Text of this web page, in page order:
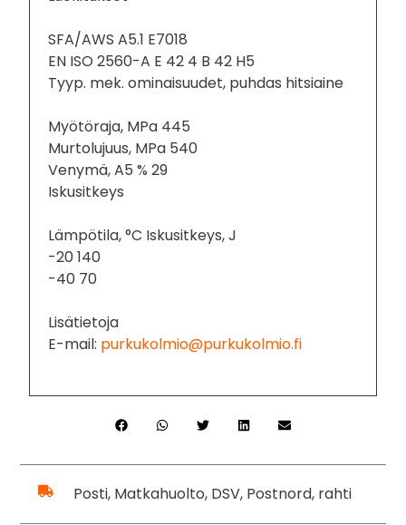
SFA/AWS A5.1 E7018
EN ISO 2560-A E 42 4 B 42 H5
Tyyp. mek. ominaisuudet, puhdas hitsiaine
Myötöraja, MPa 445
Murtolujuus, MPa 540
Venymä, A5 % 29
Iskusitkeys
Lämpötila, °C Iskusitkeys, J
-20 140
-40 70
Lisätietoja
E-mail: purkukolmio@purkukolmio.fi
Posti, Matkahuolto, DSV, Postnord, rahti